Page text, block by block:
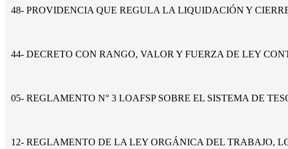
48- PROVIDENCIA QUE REGULA LA LIQUIDACIÓN Y
44- DECRETO CON RANGO, VALOR Y FUERZA DE LEY
05- REGLAMENTO N° 3 LOAFSP SOBRE EL SISTEMA DE
12- REGLAMENTO DE LA LEY ORGÁNICA DEL TRABAJO,